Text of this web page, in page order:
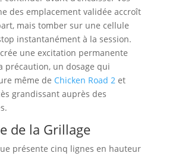
des emplacement validée accroît
mais tomber sur une cellule
instantanément à la session.
une excitation permanente
précaution, un dosage qui
même de Chicken Road 2et
grandissant auprès des
de la Grillage
présente cinq lignes en hauteur